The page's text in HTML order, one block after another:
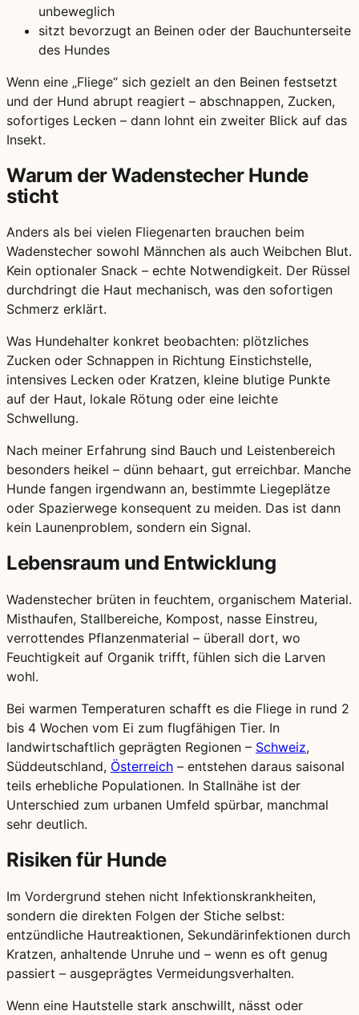
unbeweglich
sitzt bevorzugt an Beinen oder der Bauchunterseite
des Hundes
Wenn eine „Fliege“ sich gezielt an den Beinen festsetzt
und der Hund abrupt reagiert – abschnappen, Zucken,
sofortiges Lecken – dann lohnt ein zweiter Blick auf das
Insekt.
Warum der Wadenstecher Hunde
sticht
Anders als bei vielen Fliegenarten brauchen beim
Wadenstecher sowohl Männchen als auch Weibchen Blut.
Kein optionaler Snack – echte Notwendigkeit. Der Rüssel
durchdringt die Haut mechanisch, was den sofortigen
Schmerz erklärt.
Was Hundehalter konkret beobachten: plötzliches
Zucken oder Schnappen in Richtung Einstichstelle,
intensives Lecken oder Kratzen, kleine blutige Punkte
auf der Haut, lokale Rötung oder eine leichte
Schwellung.
Nach meiner Erfahrung sind Bauch und Leistenbereich
besonders heikel – dünn behaart, gut erreichbar. Manche
Hunde fangen irgendwann an, bestimmte Liegeplätze
oder Spazierwege konsequent zu meiden. Das ist dann
kein Launenproblem, sondern ein Signal.
Lebensraum und Entwicklung
Wadenstecher brüten in feuchtem, organischem Material.
Misthaufen, Stallbereiche, Kompost, nasse Einstreu,
verrottendes Pflanzenmaterial – überall dort, wo
Feuchtigkeit auf Organik trifft, fühlen sich die Larven
wohl.
Bei warmen Temperaturen schafft es die Fliege in rund 2
bis 4 Wochen vom Ei zum flugfähigen Tier. In
landwirtschaftlich geprägten Regionen – Schweiz,
Süddeutschland, Österreich – entstehen daraus saisonal
teils erhebliche Populationen. In Stallnähe ist der
Unterschied zum urbanen Umfeld spürbar, manchmal
sehr deutlich.
Risiken für Hunde
Im Vordergrund stehen nicht Infektionskrankheiten,
sondern die direkten Folgen der Stiche selbst:
entzündliche Hautreaktionen, Sekundärinfektionen durch
Kratzen, anhaltende Unruhe und – wenn es oft genug
passiert – ausgeprägtes Vermeidungsverhalten.
Wenn eine Hautstelle stark anschwillt, nässt oder